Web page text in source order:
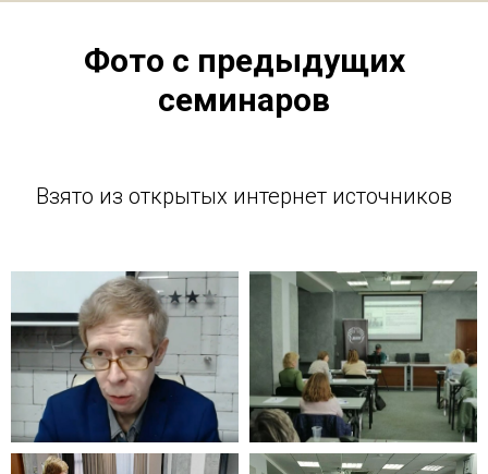
Фото с предыдущих
семинаров
Взято из открытых интернет источников